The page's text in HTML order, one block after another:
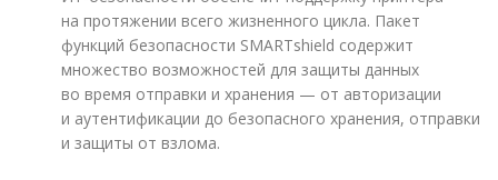
на протяжении всего жизненного цикла. Пакет
функций безопасности SMARTshield содержит
множество возможностей для защиты данных
во время отправки и хранения — от авторизации
и аутентификации до безопасного хранения, отправки
и защиты от взлома.